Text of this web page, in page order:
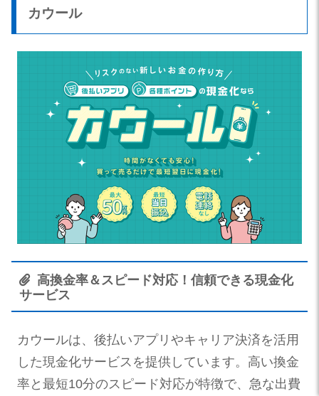
カウール
高換金率＆スピード対応！信頼できる現金化
サービス
カウールは、後払いアプリやキャリア決済を活用
した現金化サービスを提供しています。高い換金
率と最短10分のスピード対応が特徴で、急な出費